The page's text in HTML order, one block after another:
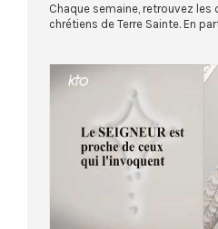
Chaque semaine, retrouvez les
chrétiens de Terre Sainte. En